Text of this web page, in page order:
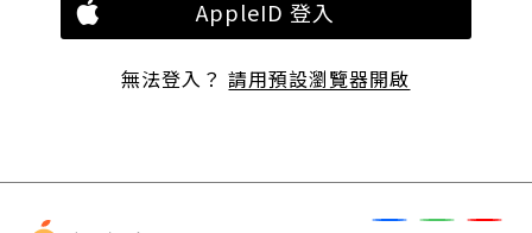
AppleID 登入
無法登入？請用預設瀏覽器開啟